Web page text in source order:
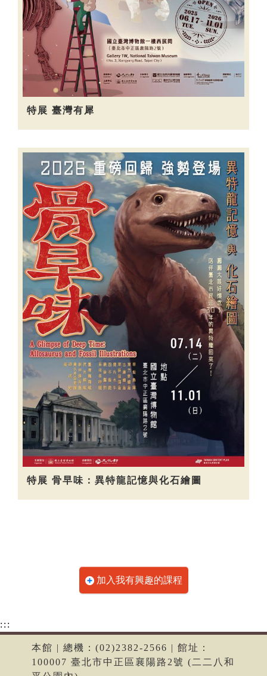
特展 臺灣有犀
特展 骨早味：異特龍記憶與化石繪圖
加入我有興趣的課程
:::
本館 | 總機：(02)2382-2566 | 館址：
100007 臺北市中正區襄陽路2號 (二二八和